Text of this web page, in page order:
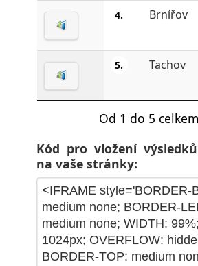
4. Brnířov
5. Tachov
Od 1 do 5
Kód pro vložení
na vaše stránky: